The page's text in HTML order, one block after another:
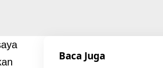
Baca Juga